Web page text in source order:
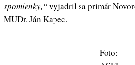
spomienky,“vyjadril sa primár
MUDr. Ján Kapec.
Foto: